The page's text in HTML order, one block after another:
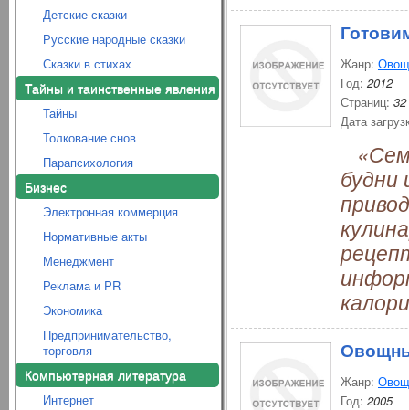
Детские сказки
Русские народные сказки
Сказки в стихах
Тайны и таинственные явления
Тайны
Толкование снов
Парапсихология
Бизнес
Электронная коммерция
Нормативные акты
Менеджмент
Реклама и PR
Экономика
Предпринимательство,
торговля
Компьютерная литература
Интернет
Жанр:
Год: 2012
Страниц: 32
Дата
будни
Жанр:
Год: 2005